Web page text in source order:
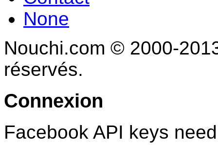
None
Nouchi.com © 2000-
réservés.
Connexion
Facebook API keys